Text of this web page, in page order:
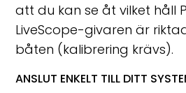
att du kan se åt vilket håll
LiveScope-givaren är
båten (kalibrering krävs).
ANSLUT ENKELT TILL DITT